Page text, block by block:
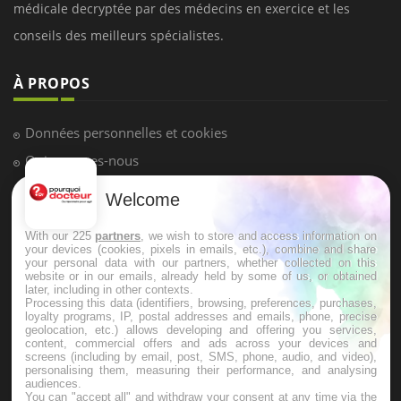
LES MALADIES
pression artérielle chute au lever
Drépanocytose : une déformation des
globules rouges aux conséquences
Maladie de Charcot (Sclérose latérale
amyotrophique)
Welcome
With our 225 partners , we wish to store and access information on
your devices (cookies, pixels in emails, etc.), combine and share
your personal data with our partners, whether collected on this
website or in our emails, already held by some of us, or obtained
later, including in other contexts.
Processing this data (identifiers, browsing, preferences, purchases,
loyalty programs, IP, postal addresses and emails, phone, precise
geolocation, etc.) allows developing and offering you services,
content, commercial offers and ads across your devices and
screens (including by email, post, SMS, phone, audio, and video),
personalising them, measuring their performance, and analysing
audiences.
You can "accept all" and withdraw your consent at any time via the